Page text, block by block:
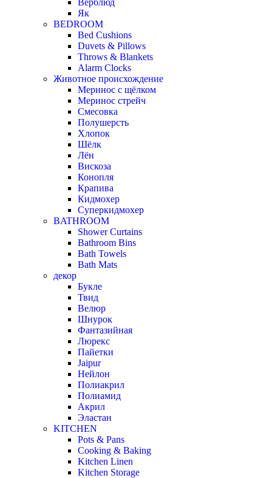
Як
BEDROOM
Bed Cushions
Duvets & Pillows
Throws & Blankets
Alarm Clocks
Животное происхождение
Меринос с щёлком
Меринос стрейч
Смесовка
Полушерсть
Хлопок
Шёлк
Лён
Вискоза
Конопля
Крапива
Кидмохер
Суперкидмохер
BATHROOM
Shower Curtains
Bathroom Bins
Bath Towels
Bath Mats
декор
Букле
Твид
Велюр
Шнурок
Фантазийная
Люрекс
Пайетки
Jaipur
Нейлон
Полиакрил
Полиамид
Акрил
Эластан
KITCHEN
Pots & Pans
Cooking & Baking
Kitchen Linen
Kitchen Storage